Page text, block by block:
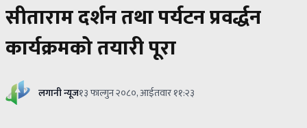
सीताराम दर्शन तथा पर्यटन प्रवर्द्धन
कार्यक्रमको तयारी पूरा
लगानी न्यूज१३ फाल्गुन २०८०, आईतवार ११:२३